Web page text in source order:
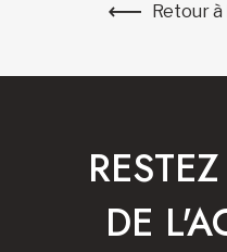
Retour
DE